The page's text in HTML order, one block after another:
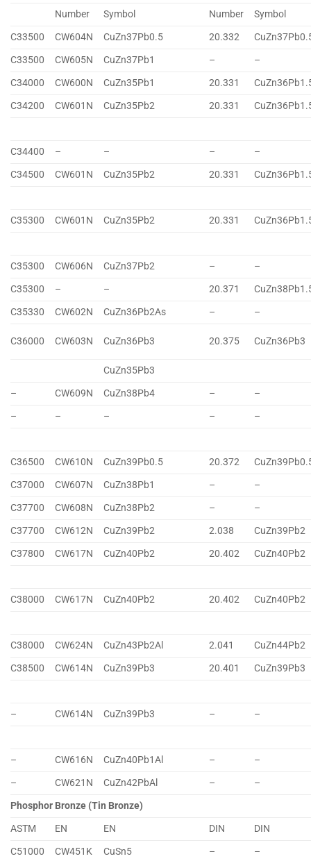
Number Symbol Number
Symbol
C33500
CW604N CuZn37Pb0.5 20.332
C33500
CW605N CuZn37Pb1 –
–
C34000
CW600N CuZn35Pb1 20.331
C34200
CW601N CuZn35Pb2 20.331
C34400 – – –
–
C34500
CW601N CuZn35Pb2 20.331
C35300 CW601N CuZn35Pb2 20.331
C35300 CW606N CuZn37Pb2 –
–
C35300
– – 20.371
C35330
CW602N CuZn36Pb2As – –
C36000 CW603N CuZn36Pb3 20.375 CuZn36Pb3
CuZn35Pb3
–
CW609N CuZn38Pb4 –
–
–
– – – –
C36500 CW610N CuZn39Pb0.5 20.372
C37000
CW607N CuZn38Pb1 –
–
C37700
CW608N CuZn38Pb2 –
–
C37700
CW612N CuZn39Pb2 2.038
CuZn39Pb2
C37800
CW617N CuZn40Pb2 20.402 CuZn40Pb2
C38000 CW617N CuZn40Pb2 20.402 CuZn40Pb2
C38000 CW624N CuZn43Pb2Al 2.041
CuZn44Pb2
C38500
CW614N CuZn39Pb3 20.401 CuZn39Pb3
– CW614N CuZn39Pb3 – –
– CW616N CuZn40Pb1Al –
–
–
CW621N CuZn42PbAl –
–
Phosphor Bronze (Tin Bronze)
ASTM
EN EN DIN
DIN
C51000
CW451K CuSn5 –
–